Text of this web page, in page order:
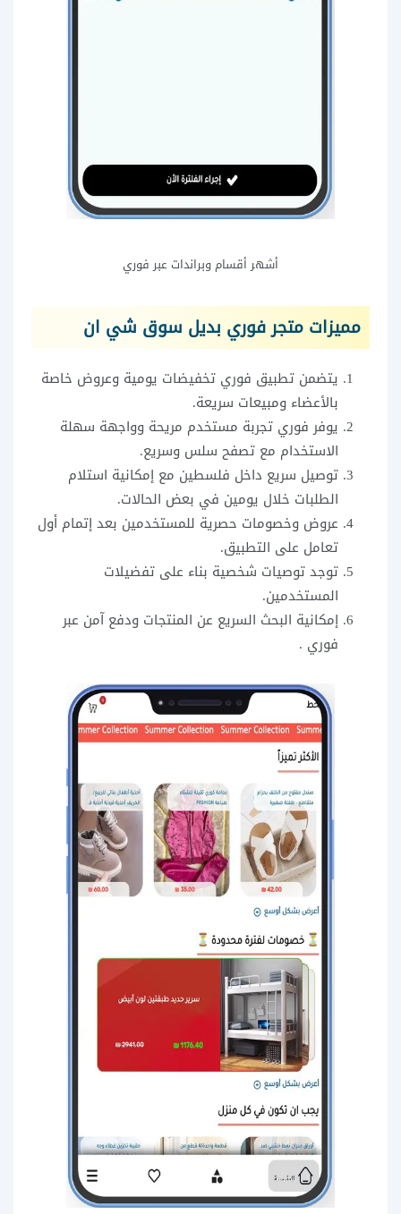
أشهر أقسام وبراندات عبر فوري
مميزات متجر فوري بديل سوق شي ان
يتضمن تطبيق فوري تخفيضات يومية وعروض خاصة
بالأعضاء ومبيعات سريعة.
يوفر فوري تجربة مستخدم مريحة وواجهة سهلة
الاستخدام مع تصفح سلس وسريع.
توصيل سريع داخل فلسطين مع إمكانية استلام
الطلبات خلال يومين في بعض الحالات.
عروض وخصومات حصرية للمستخدمين بعد إتمام أول
تعامل على التطبيق.
توجد توصيات شخصية بناء على تفضيلات
المستخدمين.
إمكانية البحث السريع عن المنتجات ودفع آمن عبر
فوري .